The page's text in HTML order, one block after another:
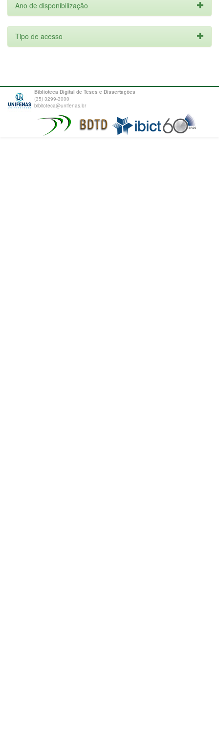
Ano de disponibilização
Tipo de acesso
Biblioteca Digital de Teses e Dissertações
(35) 3299-3000
biblioteca@unifenas.br